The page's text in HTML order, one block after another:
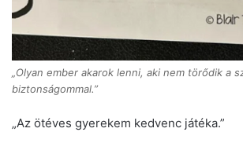
„Olyan ember akarok lenni, aki nem törődik a
biztonságommal.”
„Az ötéves gyerekem kedvenc játéka.”